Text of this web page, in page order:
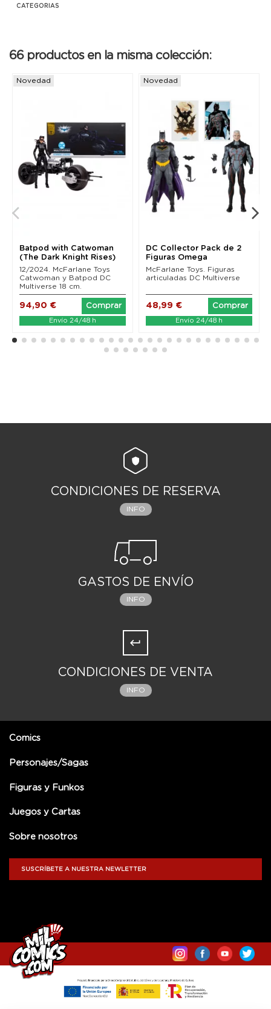
CATEGORIAS
66 productos en la misma colección:
Novedad
Batpod with Catwoman
(The Dark Knight Rises)
Mcfarlane Toys
12/2024. McFarlane Toys
Catwoman y Batpod DC
Multiverse 18 cm.
94,90 € Comprar
Envío 24/48 h
Novedad
DC Collector Pack de 2
Figuras Omega
(Unmasked) & Batman...
McFarlane Toys. Figuras
articuladas DC Multiverse
48,99 € Comprar
Envío 24/48 h
CONDICIONES DE RESERVA
INFO
GASTOS DE ENVÍO
INFO
CONDICIONES DE VENTA
INFO
Comics
Personajes/Sagas
Figuras y Funkos
Juegos y Cartas
Sobre nosotros
SUSCRÍBETE A NUESTRA NEWLETTER